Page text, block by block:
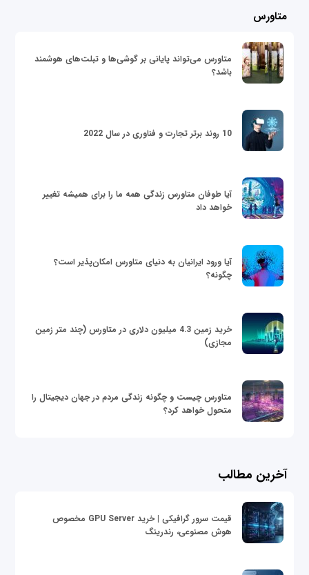
متاورس
متاورس می‌تواند پایانی بر گوشی‌ها و تبلت‌های هوشمند
باشد؟
10 روند برتر تجارت و فناوری در سال 2022
آیا طوفان متاورس زندگی همه ما را برای همیشه تغییر
خواهد داد
آیا ورود ایرانیان به دنیای متاورس امکان‌پذیر است؟
چگونه؟
خرید زمین 4.3 میلیون دلاری در متاورس (چند متر زمین
مجازی)
متاورس چیست و چگونه زندگی مردم در جهان دیجیتال را
متحول خواهد کرد؟
آخرین مطالب
قیمت سرور گرافیکی | خرید GPU Server مخصوص
هوش مصنوعی، رندرینگ